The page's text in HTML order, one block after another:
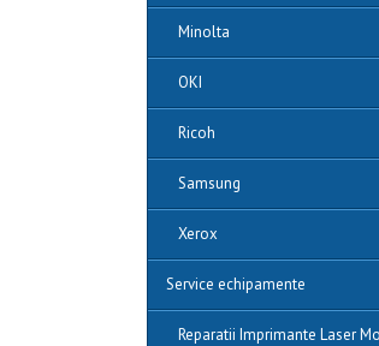
Minolta
OKI
Ricoh
Samsung
Xerox
Service echipamente
Reparatii Imprimante Laser